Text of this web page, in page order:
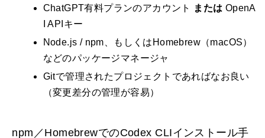
ChatGPT有料プランのアカウント
または OpenA
I APIキー
Node.js / npm、もしくはHomebrew（macOS）
などのパッケージマネージャ
Gitで管理されたプロジェクトであればなお良い
（変更差分の管理が容易）
npm／HomebrewでのCodex CLIインストール手